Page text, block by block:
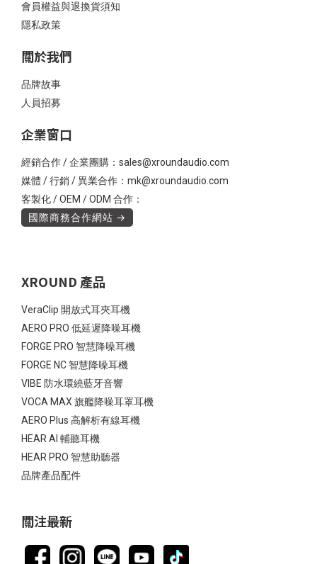
會員權益與退換貨須知
隱私政策
關於我們
品牌故事
人員招募
企業窗口
經銷合作 / 企業團購：sales@xroundaudio.com
媒體 / 行銷 / 異業合作：mk@xroundaudio.com
客製化 / OEM / ODM 合作：
國際商務合作網站 →
XROUND 產品
VeraClip 開放式耳夾耳機
AERO PRO 低延遲降噪耳機
FORGE PRO 智慧降噪耳機
FORGE NC 智慧降噪耳機
VIBE 防水環繞藍牙音響
VOCA MAX 旗艦降噪耳罩耳機
AERO Plus 高解析有線耳機
HEAR AI 輔聽耳機
HEAR PRO 智慧助聽器
品牌產品配件
關注最新